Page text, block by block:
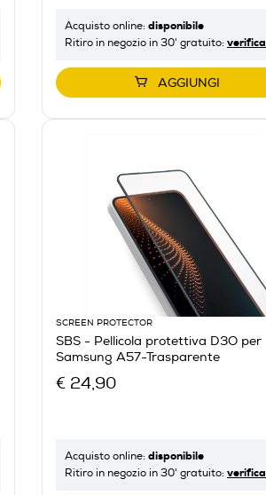
Acquisto online: disponibile
Ritiro in negozio in 30' gratuito: verifica
AGGIUNGI
SCREEN PROTECTOR
SBS - Pellicola protettiva D3O per
Samsung A57-Trasparente
€ 24,90
Acquisto online: disponibile
Ritiro in negozio in 30' gratuito: verifica